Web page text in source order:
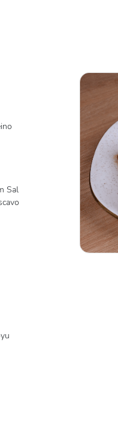
Sal